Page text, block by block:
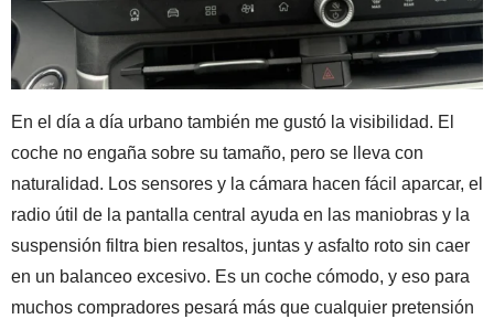
En el día a día urbano también me gustó la visibilidad. El
coche no engaña sobre su tamaño, pero se lleva con
naturalidad. Los sensores y la cámara hacen fácil aparcar, el
radio útil de la pantalla central ayuda en las maniobras y la
suspensión filtra bien resaltos, juntas y asfalto roto sin caer
en un balanceo excesivo. Es un coche cómodo, y eso para
muchos compradores pesará más que cualquier pretensión